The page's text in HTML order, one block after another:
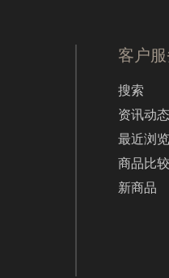
客户
搜索
资讯动态
最近浏
商品比
新商品